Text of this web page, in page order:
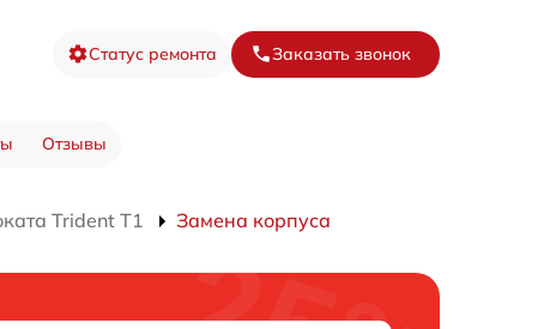
Статус ремонта Заказать звонок
Отзывы
Trident T1 Замена корпуса